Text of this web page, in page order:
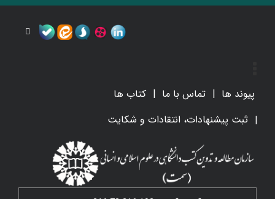
پیوند ها تماس با ما
کتاب ها
ثبت پیشنهادات، انتقادات و شکایت